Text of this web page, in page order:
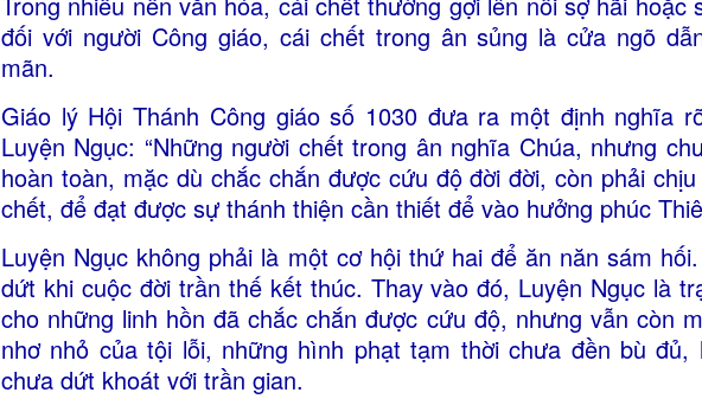
đối với người Công giáo, cái chết trong ân sủng là cửa ngõ
mãn.
Giáo lý Hội Thánh Công giáo số 1030 đưa ra một định nghĩa
Luyện Ngục: “Những người chết trong ân nghĩa Chúa, nhưng
hoàn toàn, mặc dù chắc chắn được cứu độ đời đời, còn phải
chết, để đạt được sự thánh thiện cần thiết để vào hưởng phúc
Luyện Ngục không phải là một cơ hội thứ hai để ăn năn sám
dứt khi cuộc đời trần thế kết thúc. Thay vào đó, Luyện Ngục là
cho những linh hồn đã chắc chắn được cứu độ, nhưng vẫn còn
nhơ nhỏ của tội lỗi, những hình phạt tạm thời chưa đền bù đủ,
chưa dứt khoát với trần gian.